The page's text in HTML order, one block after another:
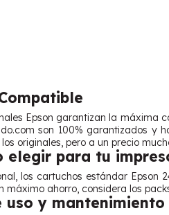
Epson garantizan la máxima
son 100% garantizados
originales, pero a un precio
elegir para tu
los cartuchos estándar Epson
máximo ahorro, considera los
uso y mantenimiento